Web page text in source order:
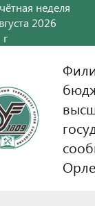
неделя
2026
г
Орле